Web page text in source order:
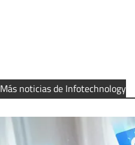
Más noticias de Infotechnology